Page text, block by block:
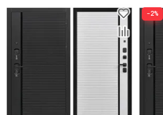
−2%